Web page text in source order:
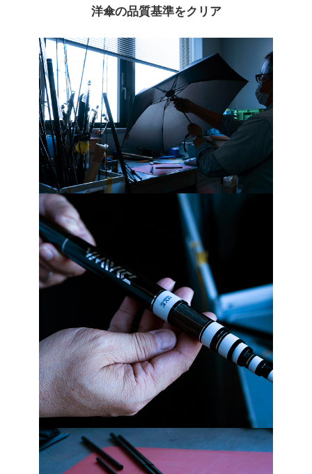
洋傘の品質基準をクリア